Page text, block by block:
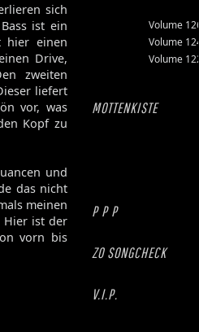
sich
ist ein
hier einen
Drive,
zweiten
liefert
vor, was
Kopf zu
und
das nicht
meinen
Hier ist der
vorn bis
Volume 126
Volume 124
Volume 122
MOTTENKISTE
P P P
ZO SONGCHECK
V.I.P.